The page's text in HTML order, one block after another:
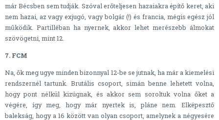
már Bécsben sem tudják. Szóval erőteljesen hazaiakra építő keret, aki
nem hazai, az vagy exjugó, vagy bolgár (!) és francia, mégis egész jól
működik. Partilléban ha nyernek, akkor lehet merészebb álmokat
szövögetni, mint 12.
7. FCM
Na, ők meg ugye minden bizonnyal 12-be se jutnak, ha már a kiemelési
rendszernél tartunk. Brutális csoport, simán benne lehetett volna,
hogy pont nélkül kizúgnak, és akkor sem soroltuk volna őket a
végére, így meg, hogy már nyertek is, pláne nem. Elképesztő
balekság, hogy a 16 között van olyan csoport, amelynek a négyesére